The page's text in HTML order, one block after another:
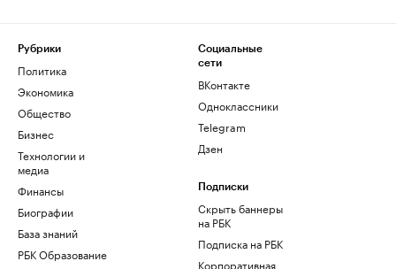
Рубрики
Политика
Экономика
Общество
Бизнес
Технологии и
медиа
Финансы
Биографии
База знаний
РБК Образование
Социальные
сети
ВКонтакте
Одноклассники
Telegram
Дзен
Подписки
Скрыть баннеры
на РБК
Подписка на РБК
Корпоративная